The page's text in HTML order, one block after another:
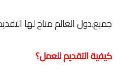
جميع.دول العالم متاح لها
كيفية التقديم للعمل؟